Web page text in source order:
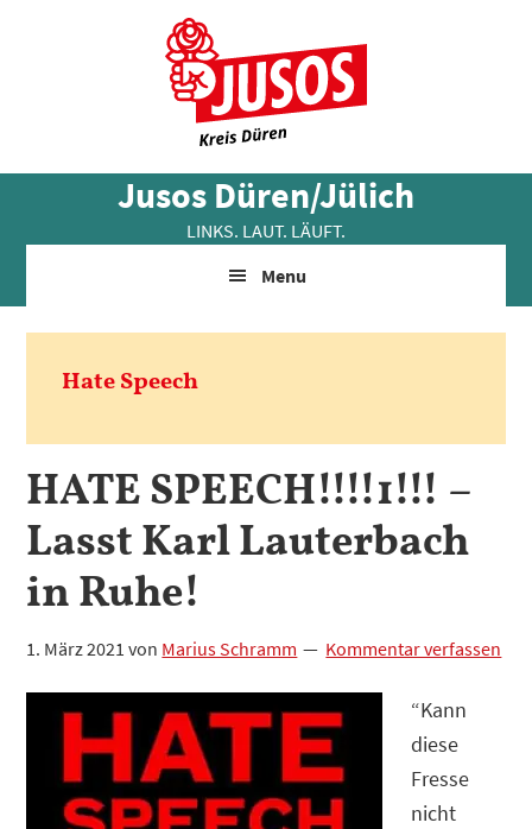
Jusos Düren/Jülich
LINKS. LAUT. LÄUFT.
Menu
Hate Speech
HATE SPEECH!!!!1!!! –
Lasst Karl Lauterbach
in Ruhe!
1. März 2021 von Marius Schramm Kommentar verfassen
“Kann
diese
Fresse
nicht